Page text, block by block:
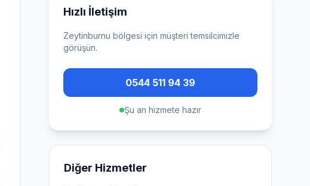
Hızlı İletişim
Zeytinburnu bölgesi için müşteri temsilcimizle
görüşün.
0544 511 94 39
Şu an hizmete hazır
Diğer Hizmetler